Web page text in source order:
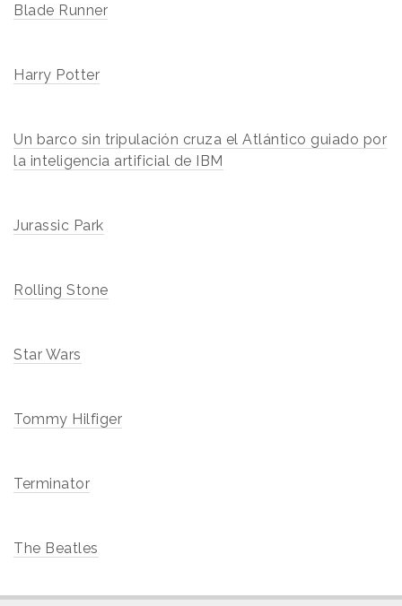
Blade Runner
Harry Potter
Un barco sin tripulación cruza el Atlántico guiado por
la inteligencia artificial de IBM
Jurassic Park
Rolling Stone
Star Wars
Tommy Hilfiger
Terminator
The Beatles